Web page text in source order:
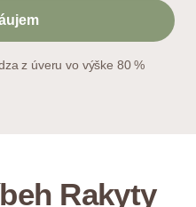
z úveru vo výške 80 %
Rakyty